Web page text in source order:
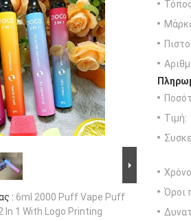
: 6ml 2000 Puff Vape Puff
In 1 With Logo Printing
Τιμή:
Όροι